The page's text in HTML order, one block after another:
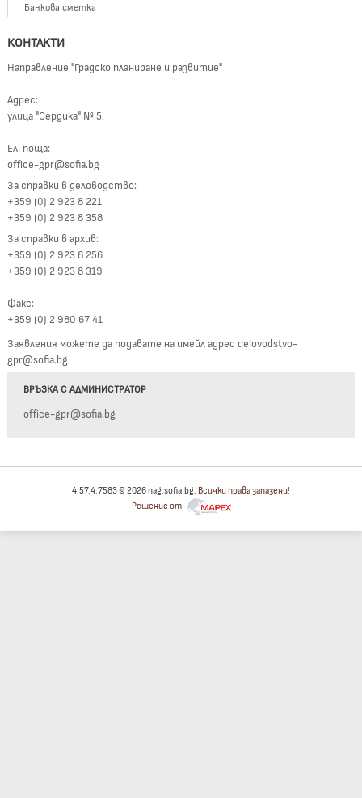
Банкова сметка
КОНТАКТИ
Направление "Градско планиране и развитие"
Адрес:
улица "Сердика" № 5.
Ел. поща:
office-gpr@sofia.bg
За справки в деловодство:
+359 (0) 2 923 8 221
+359 (0) 2 923 8 358
За справки в архив:
+359 (0) 2 923 8 256
+359 (0) 2 923 8 319
Факс:
+359 (0) 2 980 67 41
Заявления можете да подавате на имейл адрес delovodstvo-
gpr@sofia.bg
ВРЪЗКА С АДМИНИСТРАТОР
office-gpr@sofia.bg
4.57.4.7583 © 2026 nag.sofia.bg. Всички права запазени!
Решение от